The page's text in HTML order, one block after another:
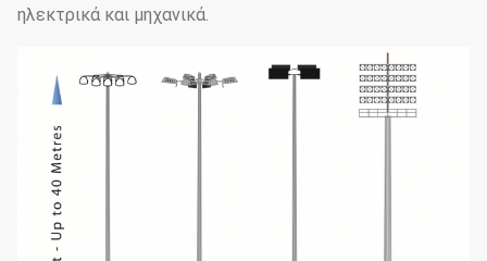
ηλεκτρικά και μηχανικά.